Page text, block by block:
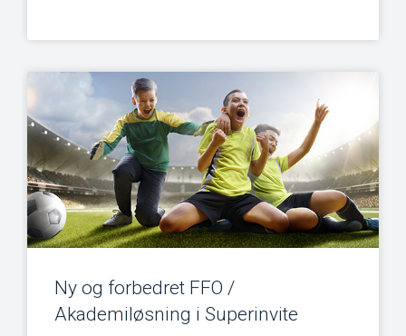
Ny og forbedret FFO /
Akademiløsning i Superinvite